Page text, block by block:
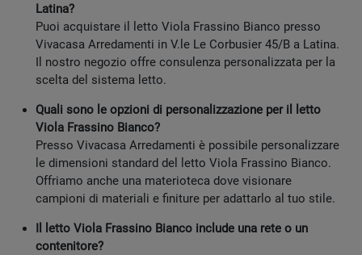
Latina?
Puoi acquistare il letto Viola Frassino Bianco presso
Vivacasa Arredamenti in V.le Le Corbusier 45/B a Latina.
Il nostro negozio offre consulenza personalizzata per la
scelta del sistema letto.
Quali sono le opzioni di personalizzazione per il letto
Viola Frassino Bianco?
Presso Vivacasa Arredamenti è possibile personalizzare
le dimensioni standard del letto Viola Frassino Bianco.
Offriamo anche una materioteca dove visionare
campioni di materiali e finiture per adattarlo al tuo stile.
Il letto Viola Frassino Bianco include una rete o un
contenitore?